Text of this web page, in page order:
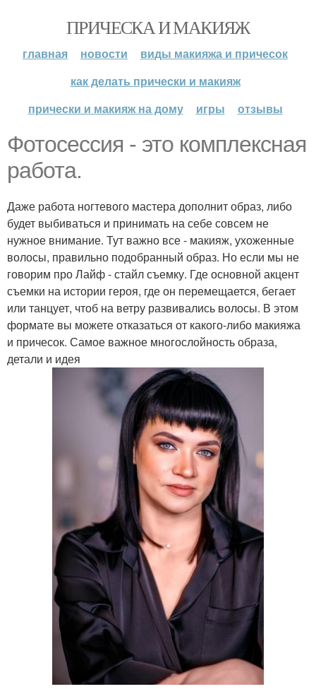
ПРИЧЕСКА И МАКИЯЖ
главная новости
виды макияжа и причесок
как делать прически и макияж
прически и макияж на дому
игры отзывы
Фотосессия - это комплексная
работа.
Даже работа ногтевого мастера дополнит образ, либо
будет выбиваться и принимать на себе совсем не
нужное внимание. Тут важно все - макияж, ухоженные
волосы, правильно подобранный образ. Но если мы не
говорим про Лайф - стайл съемку. Где основной акцент
съемки на истории героя, где он перемещается, бегает
или танцует, чтоб на ветру развивались волосы. В этом
формате вы можете отказаться от какого-либо макияжа
и причесок. Самое важное многослойность образа,
детали и идея